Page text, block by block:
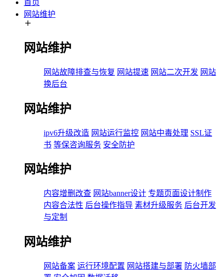
首页
网站维护
网站维护
网站故障排查与恢复 网站提速 网站二次开发 网站
换后台
网站维护
ipv6升级改造 网站运行监控 网站中毒处理 SSL证
书 等保咨询服务 安全防护
网站维护
内容增删改查 网站banner设计 专题页面设计制作
内容合法性 后台操作指导 素材升级服务 后台开发
与定制
网站维护
网站备案 运行环境配置 网站搭建与部署 防火墙部